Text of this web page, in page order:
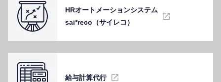
HRオートメーションシステム
sai*reco（サイレコ）
給与計算代⾏